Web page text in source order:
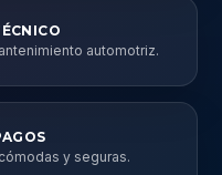
automotriz.
y seguras.